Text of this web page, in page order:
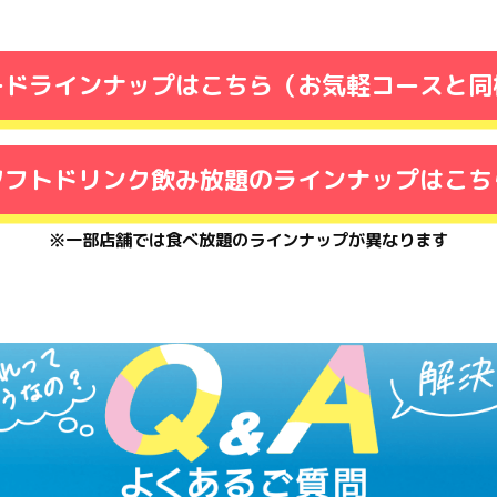
ラインナップはこちら（お気軽コースと
トドリンク飲み放題のラインナップはこ
※一部店舗では食べ放題のラインナップが異なります